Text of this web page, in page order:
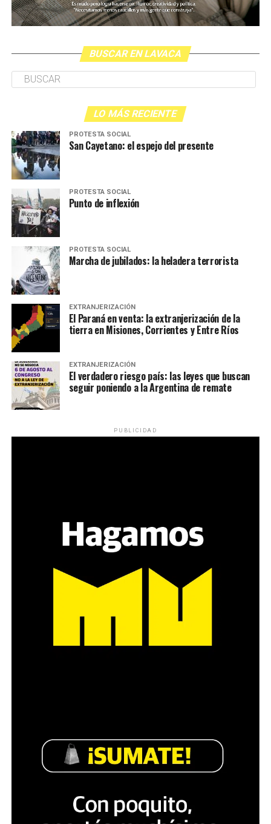
BUSCAR EN LAVACA
LO MÁS RECIENTE
PROTESTA SOCIAL
San Cayetano: el espejo del presente
PROTESTA SOCIAL
Punto de inflexión
PROTESTA SOCIAL
Marcha de jubilados: la heladera terrorista
EXTRANJERIZACIÓN
El Paraná en venta: la extranjerización de la
tierra en Misiones, Corrientes y Entre Ríos
EXTRANJERIZACIÓN
El verdadero riesgo país: las leyes que buscan
seguir poniendo a la Argentina de remate
PUBLICIDAD